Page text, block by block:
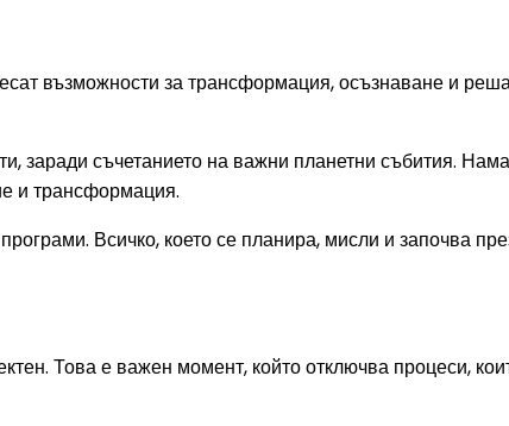
възможности за трансформация, осъзнаване и
заради съчетанието на важни планетни събития.
и трансформация.
Всичко, което се планира, мисли и започва
Това е важен момент, който отключва процеси,